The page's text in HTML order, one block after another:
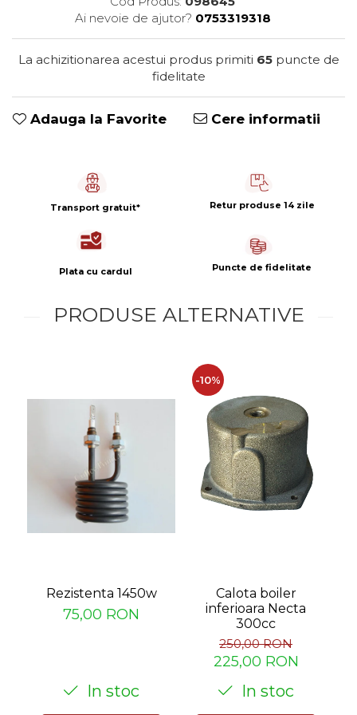
Capsule de Cafea
Ai nevoie de ajutor? 0753319318
La achizitionarea acestui produs primiti 65puncte de
fidelitate
Adauga la Favorite Cere informatii
Transport gratuit* Retur produse 14 zile
Plata cu cardul Puncte de fidelitate
PRODUSE ALTERNATIVE
Rezistenta 1450w
75,00 RON
In stoc
-10%
Calota boiler
inferioara Necta
300cc
250,00 RON
225,00 RON
In stoc